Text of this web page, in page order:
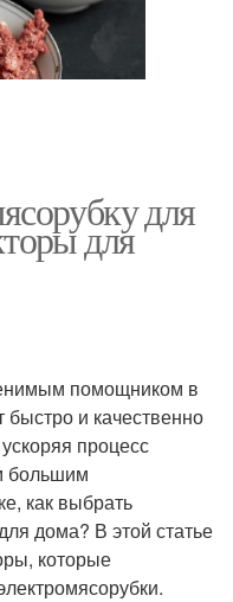
для
для
помощником в
и качественно
процесс
большим
как выбрать
дома? В этой статье
которые